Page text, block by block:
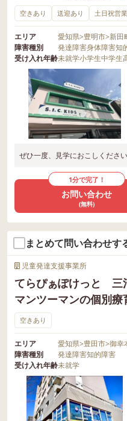
空きあり 送迎あり 土日祝営業
エリア 愛知県>豊明市>新田
障害種別
発達障害身体障害知
受け入れ年齢未就学小学生中学生
ぜひ一度、見学におこしください
1分で完了！
お問い合わせ
(無料)
まとめて問い合わせす
児童発達支援事業所
てらぴぁぽけっと
マンツーマンの個別
空きあり
エリア 愛知県>豊田市>御幸
障害種別
発達障害知的障害
受け入れ年齢未就学